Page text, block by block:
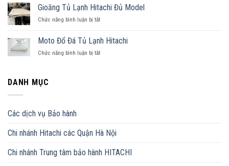
R-Đèn
Hitachi
Gioăng Tủ Lạnh Hitachi Đủ Model
Chức năng bình luận bị tắt
Tủ
Moto Đổ Đá Tủ Lạnh Hitachi
Chức năng bình luận bị tắt
DANH MỤC
Các dịch vụ Bảo hành
Chi nhánh Hitachi các Quận Hà Nội
Chi nhánh Trung tâm bảo hành HITACHI